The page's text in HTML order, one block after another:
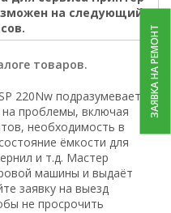
на следующий
товаров.
220Nw подразумевает
на проблемы, включая
необходимость в
ёмкости для
и т.д. Мастер
машины и выдаёт
заявку на выезд
не просрочить
ЗАЯВКА НА РЕМОНТ